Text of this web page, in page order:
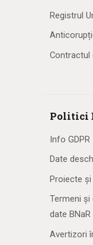
Registrul
Contractul
Politici
Info GDPR
Date
Proiecte
Termeni și
date BNaR
Avertizori